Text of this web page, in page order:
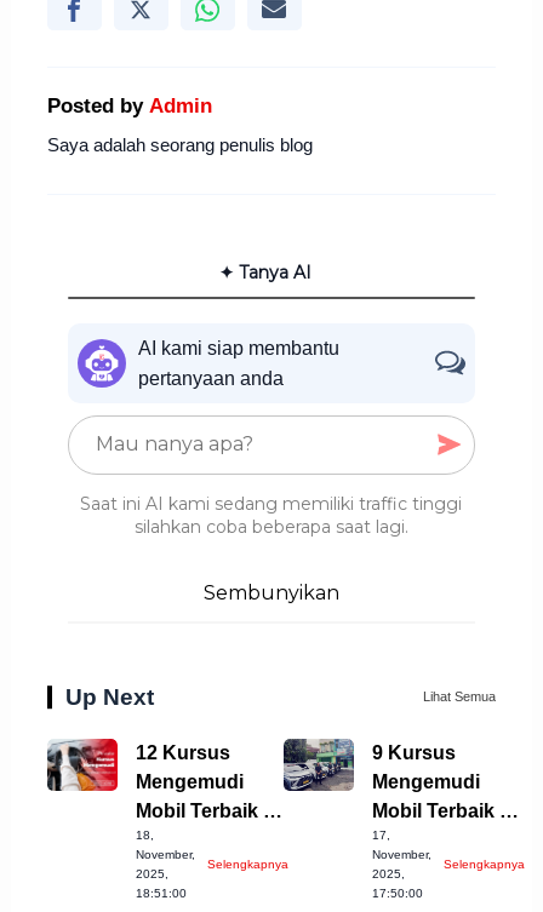
Posted by Admin
Saya adalah seorang penulis blog
✦ Tanya AI
AI kami siap membantu
pertanyaan anda
Saat ini AI kami sedang memiliki traffic tinggi
silahkan coba beberapa saat lagi.
Sembunyikan
Up Next Lihat Semua
12 Kursus
Mengemudi
Mobil Terbaik di
Kota Banjar
Jabar
18,
November,
2025,
18:51:00
Selengkapnya
9 Kursus
Mengemudi
Mobil Terbaik di
Kota Bekasi
2023
17,
November,
2025,
17:50:00
Selengkapnya